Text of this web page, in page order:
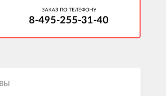
ЗАКАЗ ПО ТЕЛЕФОНУ
8-495-255-31-40